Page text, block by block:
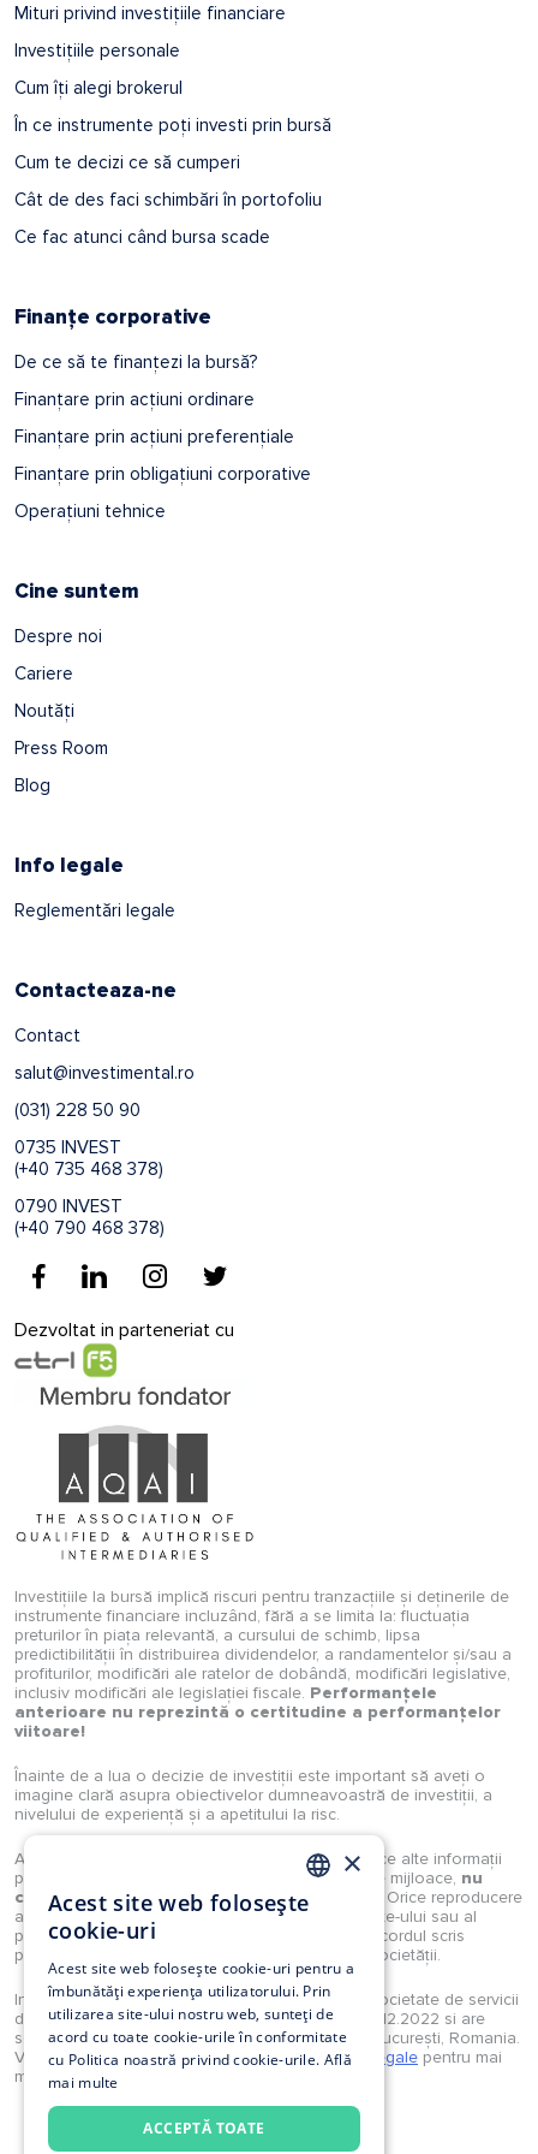
Mituri privind investițiile financiare
Investițiile personale
Cum îți alegi brokerul
În ce instrumente poți investi prin bursă
Cum te decizi ce să cumperi
Cât de des faci schimbări în portofoliu
Ce fac atunci când bursa scade
Finanțe corporative
De ce să te finanțezi la bursă?
Finanțare prin acțiuni ordinare
Finanțare prin acțiuni preferențiale
Finanțare prin obligațiuni corporative
Operațiuni tehnice
Cine suntem
Despre noi
Cariere
Noutăți
Press Room
Blog
Info legale
Reglementări legale
Contacteaza-ne
Contact
salut@investimental.ro
(031) 228 50 90
0735 INVEST
(+40 735 468 378)
0790 INVEST
(+40 790 468 378)
Dezvoltat in parteneriat cu
Investițiile la bursă implică riscuri pentru tranzacțiile și deținerile de
instrumente financiare incluzând, fără a se limita la: fluctuația
preturilor în piața relevantă, a cursului de schimb, lipsa
predictibilității în distribuirea dividendelor, a randamentelor și/sau a
profiturilor, modificări ale ratelor de dobândă, modificări legislative,
inclusiv modificări ale legislației fiscale. Performanțele
anterioare nu reprezintă o certitudine a performanțelor
viitoare!
Înainte de a lua o decizie de investiții este important să aveți o
imagine clară asupra obiectivelor dumneavoastră de investiții, a
nivelului de experiență și a apetitului la risc.
Analizele, studiile, opiniile, știrile, prețurile sau orice alte informații
puse la dispoziție de Investimental S.A., prin orice mijloace, nu
constituie recomandări de tranzacționare
. Orice reproducere
a acestora sau a oricărui tip de conținut al website-ului sau al
portalului Investimental sunt strict interzise fără acordul scris
prealabil și explicit al unui reprezentant legal al societății.
Investimental S.A. este autorizată în calitate de societate de servicii
de investiții financiare prin Decizia ASF nr. 160/12.12.2022 si are
sediul in Strada Munții Tatra 4-10, et.2, sector 1, București, Romania.
Vă rugăm să consultați secțiuneaReglementari legale pentru mai
multe detalii.
Politică utilizare cookies
ROMANIAN
×
Acest site web folosește
cookie-uri
Acest site web folosește cookie-uri pentru a
îmbunătăți experiența utilizatorului. Prin
utilizarea site-ului nostru web, sunteți de
acord cu toate cookie-urile în conformitate
cu Politica noastră privind cookie-urile. Află
mai multe
ACCEPTĂ TOATE